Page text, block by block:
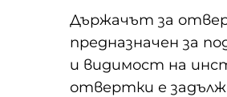
Държачът за
предназначен за
и видимост на
отвертки е